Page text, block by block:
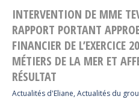
INTERVENTION DE MME
RAPPORT PORTANT
FINANCIER DE L’EXERCICE
MÉTIERS DE LA MER ET
RÉSULTAT
Actualités d'Eliane, Actualités du